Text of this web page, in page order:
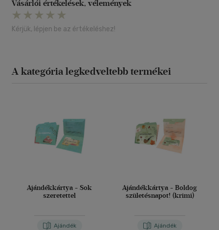
Vásárlói értékelések, vélemények
Kérjük, lépjen be az értékeléshez!
A kategória legkedveltebb termékei
Ajándékkártya - Sok
szeretettel
Ajándék
Ajándékkártya - Boldog
születésnapot! (krimi)
Ajándék